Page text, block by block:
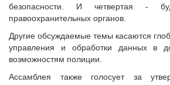
безопасности. И четвертая -
правоохранительных органов.
Другие обсуждаемые темы касаются
управления и обработки данных в
возможностям полиции.
Ассамблея также голосует за